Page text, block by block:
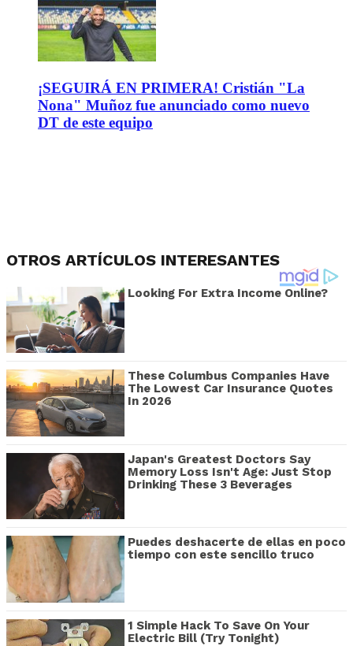
¡SEGUIRÁ EN PRIMERA! Cristián "La
Nona" Muñoz fue anunciado como nuevo
DT de este equipo
OTROS ARTÍCULOS INTERESANTES
Looking For Extra Income Online?
These Columbus Companies Have
The Lowest Car Insurance Quotes
In 2026
Japan's Greatest Doctors Say
Memory Loss Isn't Age: Just Stop
Drinking These 3 Beverages
Puedes deshacerte de ellas en poco
tiempo con este sencillo truco
1 Simple Hack To Save On Your
Electric Bill (Try Tonight)